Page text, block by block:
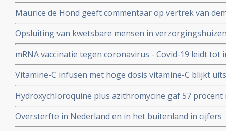
en waarschuwt voor gebruik van mRNA vaccins als
Maurice de Hond geeft commentaar op vertrek van
Kuipers en verhoor van Fauci in Amerika en weerlegt
genadeloze analyse
Opsluiting van kwetsbare mensen in
de slechtst mogelijke resultaten
mRNA vaccinatie tegen coronavirus - Covid-19 leidt
natuurlijke infectie met Sars-Cov-2 leidt tot langdurige
Vitamine-C infusen met hoge dosis vitamine-C blijkt
besmet met het corona virus (COVID-19) en al met
Studie.
Hydroxychloroquine plus azithromycine gaf 57
coronavirus besmetting bij patienten opgenomen in
Belgische studie
Oversterfte in Nederland en in het buitenland in cijfers